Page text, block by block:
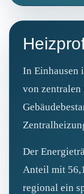
In Einhausen
von zentralen
Der
Anteil mit
regional ein